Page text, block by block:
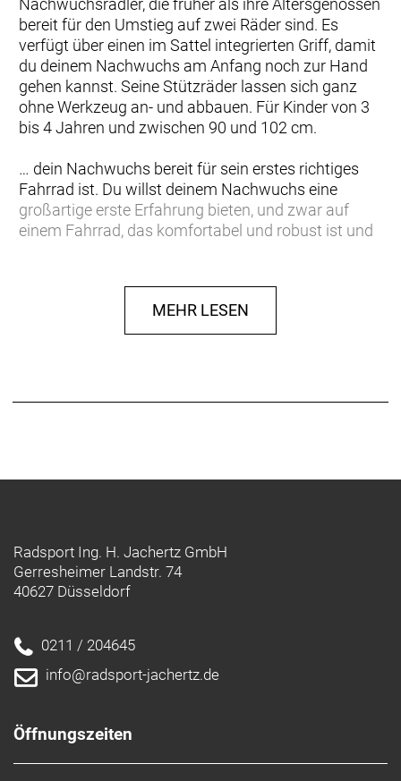
Nachwuchsradler, die früher als ihre Altersgenossen
bereit für den Umstieg auf zwei Räder sind. Es
verfügt über einen im Sattel integrierten Griff, damit
du deinem Nachwuchs am Anfang noch zur Hand
gehen kannst. Seine Stützräder lassen sich ganz
ohne Werkzeug an- und abbauen. Für Kinder von 3
bis 4 Jahren und zwischen 90 und 102 cm.
… dein Nachwuchs bereit für sein erstes richtiges
Fahrrad ist. Du willst deinem Nachwuchs eine
großartige erste Erfahrung bieten, und zwar auf
einem Fahrrad, das komfortabel und robust ist und
Dieses kleinkindgerechte Fahrrad mit
Rücktrittbremse verfügt über einen im Sattel
integrierten Griff, falls am Anfang noch etwas Hilfe
Beim ersten Fahrrad für deinen Nachwuchs solltest
Rädern für die Kleinsten – werden nach unseren
höchsten Standards gebaut, damit du dich für deine
Familie mit gutem Gewissen für ein Rad von Trek
- Der Moment, wenn dein Nachwuchs das erste Mal
und wird dir immer in Erinnerung bleiben
höher schlagen: Es ist auf eine lange Lebensdauer
ausgelegt, damit es an jüngere Geschwister
weitergegeben werden kann und sich dabei immer
MEHR LESEN
Radsport Ing. H. Jachertz GmbH
Gerresheimer Landstr. 74
40627 Düsseldorf
0211 / 204645
info@radsport-jachertz.de
Öffnungszeiten